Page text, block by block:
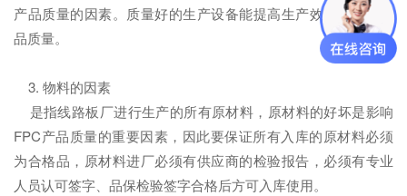
产品质量的因素。质量好的生产设备能提高生产效率，提高产
品质量。
3. 物料的因素
是指线路板厂进行生产的所有原材料，原材料的好坏是影响
FPC产品质量的重要因素，因此要保证所有入库的原材料必须
为合格品，原材料进厂必须有供应商的检验报告，必须有专业
人员认可签字、品保检验签字合格后方可入库使用。